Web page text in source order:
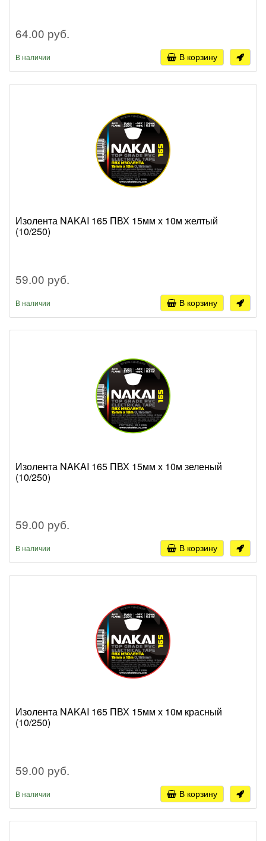
64.00 руб.
В наличии В корзину
Изолента NAKAI 165 ПВХ 15мм х 10м желтый
(10/250)
59.00 руб.
В наличии В корзину
Изолента NAKAI 165 ПВХ 15мм х 10м зеленый
(10/250)
59.00 руб.
В наличии В корзину
Изолента NAKAI 165 ПВХ 15мм х 10м красный
(10/250)
59.00 руб.
В наличии В корзину